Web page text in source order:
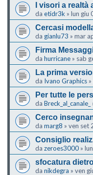
I visori a
da etidr3k » lun giu
Cercasi
da gianlu73 » mar
Firma
da hurricane » sab
La prima
da Ivano Graphics »
Per tutte le
da Breck_al_canale_
Cerco
da marg8 » ven set
Consiglio
da zeroes3000 »
sfocatura
da nikdegra » ven